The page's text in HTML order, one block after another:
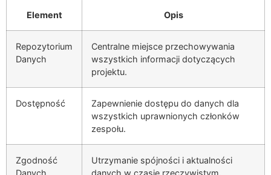
Element Opis
Repozytorium
Danych
Centralne miejsce przechowywania
wszystkich informacji dotyczących
projektu.
Dostępność
Zapewnienie dostępu do danych dla
wszystkich uprawnionych członków
zespołu.
Zgodność
Danych
Utrzymanie spójności i aktualności
danych w czasie rzeczywistym.